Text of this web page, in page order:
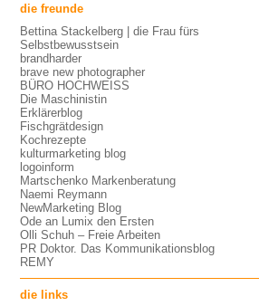
die freunde
Bettina Stackelberg | die Frau fürs
Selbstbewusstsein
brandharder
brave new photographer
BÜRO HOCHWEISS
Die Maschinistin
Erklärerblog
Fischgrätdesign
Kochrezepte
kulturmarketing blog
logoinform
Martschenko Markenberatung
Naemi Reymann
NewMarketing Blog
Ode an Lumix den Ersten
Olli Schuh – Freie Arbeiten
PR Doktor. Das Kommunikationsblog
REMY
die links